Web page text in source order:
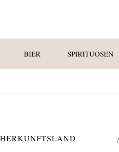
BIER SPIRITUOSEN
HERKUNFTSLAND